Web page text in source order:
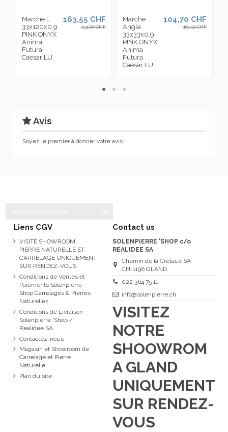
Marche L
33x120x0.9
PINK ONYX
Anima
Futura
Caesar LU
163,55 CHF
251,60 CHF
Marche
Angle
33x33x0.9
PINK ONYX
Anima
Futura
Caesar LU
104,70 CHF
161,10 CHF
Avis
Soyez le premier à donner votre avis !
Liens CGV
VISITE SHOWROOM
PIERRE NATURELLE ET
CARRELAGE UNIQUEMENT
SUR RENDEZ-VOUS
Conditions de Ventes et
Paiements Solenpierre
Shop Carrelages & Pierres
Naturelles
Conditions de Livraison
Solenpierre 'Shop /
Realidee SA
Contactez-nous
Magasin et Showroom de
Carrelage et Pierre
Naturelle
Plan du site
Contact us
SOLENPIERRE 'SHOP c/o
REALIDEE SA
Chemin de la Crétaux 6A
CH-1196 GLAND
022 364 75 11
info@solenpierre.ch
VISITEZ
NOTRE
SHOOWROM
A GLAND
UNIQUEMENT
SUR RENDEZ-
VOUS